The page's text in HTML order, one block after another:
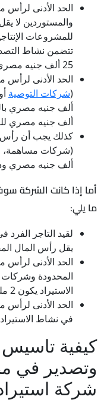
الحد الأدنى
للمشروعات
تتضمن نشاط
25 ألف جنيه مصري.
الحد الأدنى لرأس
(شركات التوصية
ألف جنيه مصري
كذلك يجب أن رأس
(شركات مساهمة،
ألف جنيه مصري
أما إذا كانت الشركة
ما يلي:
لقيد التاجر
يقل رأس المال المقيد به عن
الحد الأدنى
المحدودة
الاستيراد يكون 2 مليون جنيه مصري.
الحد الأدنى
في نشاط الاستيراد يكون 5 مليون
كيفية
وتصدير في
شركة